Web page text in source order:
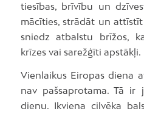
tiesības, brīvību un
mācīties, strādāt un
sniedz atbalstu brīžos,
krīzes vai sarežģīti apstākļi.
Vienlaikus Eiropas diena
nav pašsaprotama. Tā ir
dienu. Ikviena cilvēka